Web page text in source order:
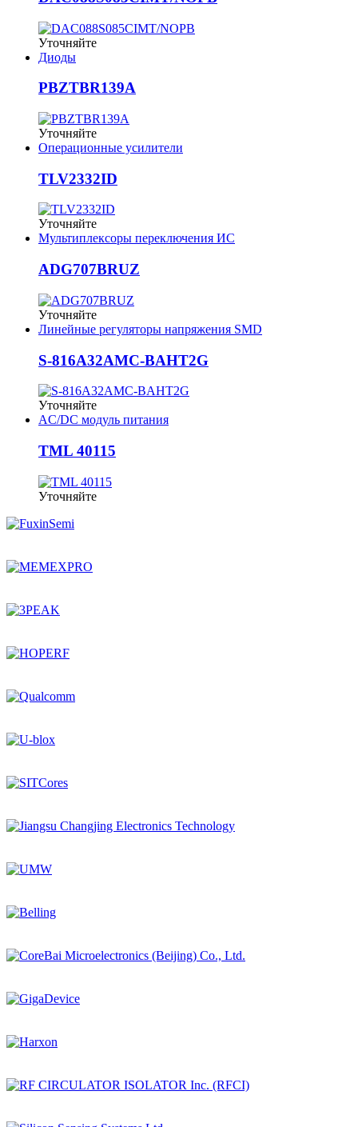
Уточняйте
Диоды
PBZTBR139A
Уточняйте
Операционные усилители
TLV2332ID
Уточняйте
Мультиплексоры переключения ИС
ADG707BRUZ
Уточняйте
Линейные регуляторы напряжения SMD
S-816A32AMC-BAHT2G
Уточняйте
AC/DC модуль питания
TML 40115
Уточняйте